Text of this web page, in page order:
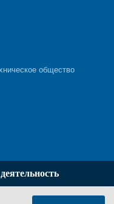
общество